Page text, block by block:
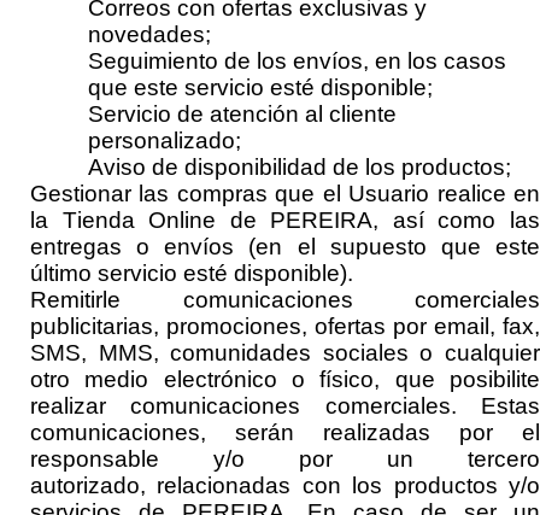
Correos con ofertas exclusivas y
novedades;
Seguimiento de los envíos, en los casos
que este servicio esté disponible;
Servicio de atención al cliente
personalizado;
Aviso de disponibilidad de los productos;
Gestionar las compras que el Usuario realice en
la Tienda Online de PEREIRA, así como las
entregas oenvíos (en el supuesto que este
último servicio esté disponible).
Remitirle comunicaciones comerciales
publicitarias, promociones, ofertas por email, fax,
SMS, MMS, comunidades sociales o cualquier
otro medio electrónico o físico, que posibilite
realizar comunicaciones comerciales. Estas
comunicaciones, serán realizadas por el
responsable y/o por un tercero
autorizado, relacionadas con los productos y/o